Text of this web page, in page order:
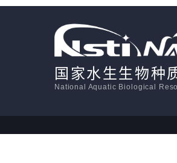
国家水生生物种
National Aquatic Biological